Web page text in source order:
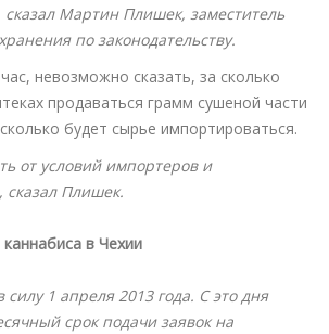
Мартин Плишек, заместитель
по законодательству.
невозможно сказать, за сколько
продаваться грамм сушеной части
будет сырье импортироваться.
от условий импортеров и
сказал Плишек.
в Чехии
силу 1 апреля 2013 года. С это дня
срок подачи заявок на